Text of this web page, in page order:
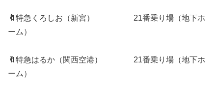
🔖特急くろしお（新宮） 21番乗り場（地下ホ
ーム）
🔖特急はるか（関西空港） 21番乗り場（地下ホ
ーム）